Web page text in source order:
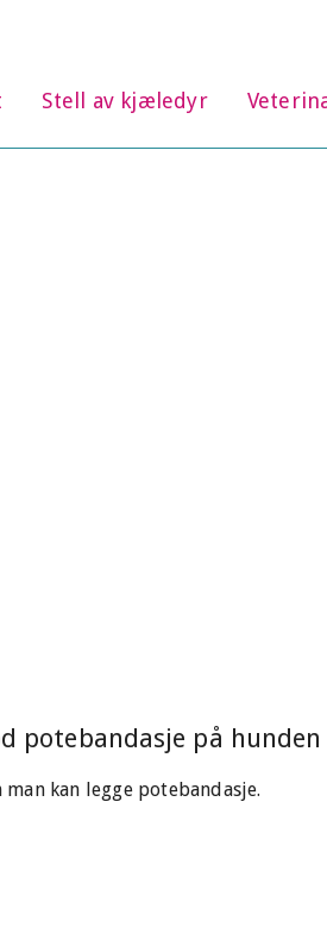
Stell av kjæledyr
potebandasje på
kan legge potebandasje.